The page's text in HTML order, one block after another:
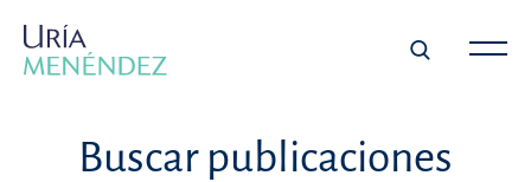
Buscar publicaciones